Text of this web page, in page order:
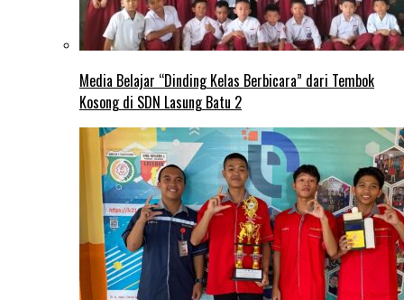
Media Belajar “Dinding Kelas Berbicara” dari Tembok
Kosong di SDN Lasung Batu 2